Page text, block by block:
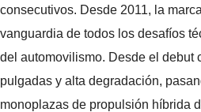
consecutivos. Desde 2011, la
vanguardia de todos los desafíos
del automovilismo. Desde el debut
pulgadas y alta degradación,
monoplazas de propulsión híbrida